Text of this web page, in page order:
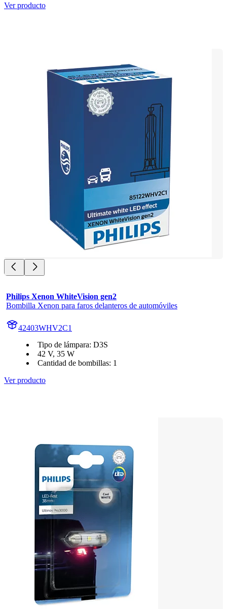
Ver producto
Philips Xenon WhiteVision gen2
Bombilla Xenon para faros delanteros de automóviles
42403WHV2C1
Tipo de lámpara: D3S
42 V, 35 W
Cantidad de bombillas: 1
Ver producto